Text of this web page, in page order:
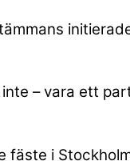
– vara ett
i